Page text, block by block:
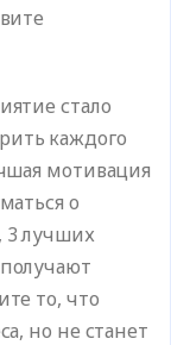
стало
каждого
мотивация
о
3 лучших
то, что
но не станет